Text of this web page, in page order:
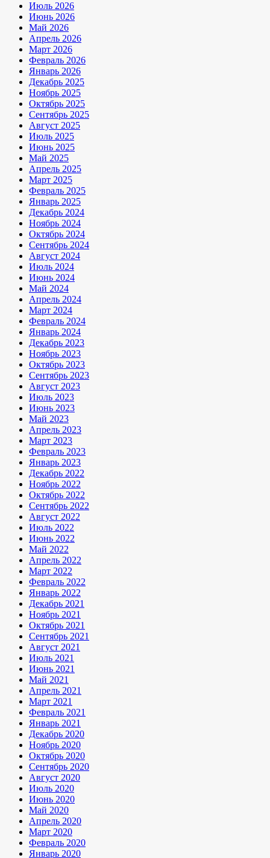
Июль 2026
Июнь 2026
Май 2026
Апрель 2026
Март 2026
Февраль 2026
Январь 2026
Декабрь 2025
Ноябрь 2025
Октябрь 2025
Сентябрь 2025
Август 2025
Июль 2025
Июнь 2025
Май 2025
Апрель 2025
Март 2025
Февраль 2025
Январь 2025
Декабрь 2024
Ноябрь 2024
Октябрь 2024
Сентябрь 2024
Август 2024
Июль 2024
Июнь 2024
Май 2024
Апрель 2024
Март 2024
Февраль 2024
Январь 2024
Декабрь 2023
Ноябрь 2023
Октябрь 2023
Сентябрь 2023
Август 2023
Июль 2023
Июнь 2023
Май 2023
Апрель 2023
Март 2023
Февраль 2023
Январь 2023
Декабрь 2022
Ноябрь 2022
Октябрь 2022
Сентябрь 2022
Август 2022
Июль 2022
Июнь 2022
Май 2022
Апрель 2022
Март 2022
Февраль 2022
Январь 2022
Декабрь 2021
Ноябрь 2021
Октябрь 2021
Сентябрь 2021
Август 2021
Июль 2021
Июнь 2021
Май 2021
Апрель 2021
Март 2021
Февраль 2021
Январь 2021
Декабрь 2020
Ноябрь 2020
Октябрь 2020
Сентябрь 2020
Август 2020
Июль 2020
Июнь 2020
Май 2020
Апрель 2020
Март 2020
Февраль 2020
Январь 2020